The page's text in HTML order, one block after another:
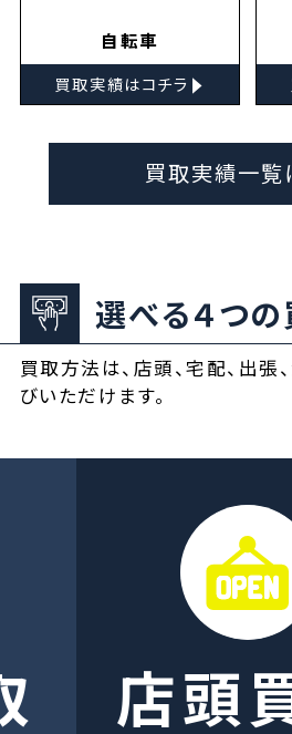
自転車
買取実績はコチラ ▸
買取実績一覧
選べる４つ
買取方法は、店頭、宅配、出張
びいただけます。
店頭